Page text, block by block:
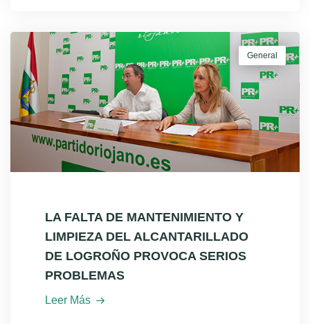
General
LA FALTA DE MANTENIMIENTO Y
LIMPIEZA DEL ALCANTARILLADO
DE LOGROÑO PROVOCA SERIOS
PROBLEMAS
Leer Más